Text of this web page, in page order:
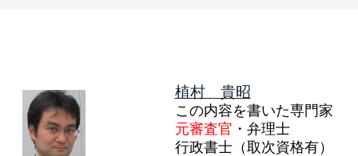
植村 貴昭
この内容を書いた専門家
元審査官 ・弁理士
行政書士（取次資格有）